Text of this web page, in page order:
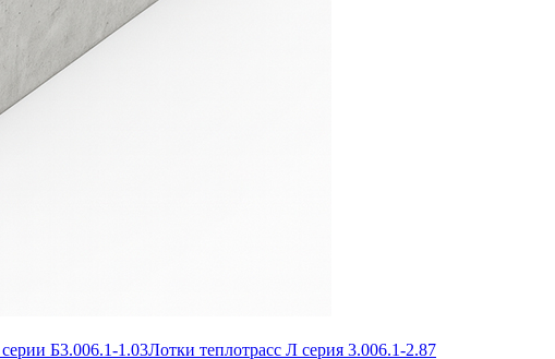
Б3.006.1-1.03Лотки теплотрасс Л серия 3.006.1-2.87